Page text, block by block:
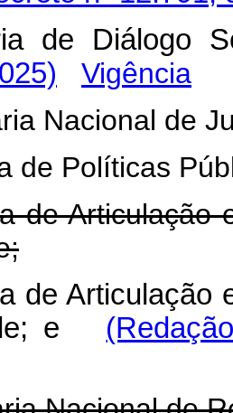
de Diálogo
Vigência
Nacional de
de Políticas
de Articulação
de Articulação
e